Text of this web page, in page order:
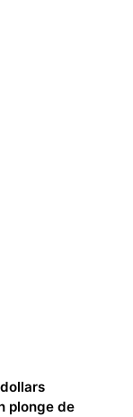
plonge de